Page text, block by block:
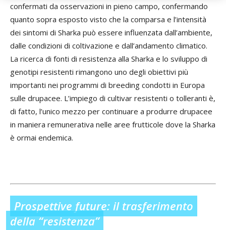
confermati da osservazioni in pieno campo, confermando
quanto sopra esposto visto che la comparsa e l’intensità
dei sintomi di Sharka può essere influenzata dall’ambiente,
dalle condizioni di coltivazione e dall’andamento climatico.
La ricerca di fonti di resistenza alla Sharka e lo sviluppo di
genotipi resistenti rimangono uno degli obiettivi più
importanti nei programmi di breeding condotti in Europa
sulle drupacee. L’impiego di cultivar resistenti o tolleranti è,
di fatto, l’unico mezzo per continuare a produrre drupacee
in maniera remunerativa nelle aree frutticole dove la Sharka
è ormai endemica.
Prospettive future: il trasferimento
della “resistenza”